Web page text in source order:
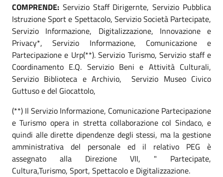
COMPRENDE: Servizio Staff Dirigernte, Servizio Pubblica
Istruzione Sport e Spettacolo, Servizio Società Partecipate,
Servizio Informazione, Digitalizzazione, Innovazione e
Privacy*, Servizio Informazione, Comunicazione e
Partecipazione e Urp(**). Servizio Turismo, Servizio staff e
Coordinamento E.Q. Servizio Beni e Attività Culturali,
Servizio Biblioteca e Archivio, Servizio Museo Civico
Guttuso e del Giocattolo,
(**) Il Servizio Informazione, Comunicazione Partecipazione
e Turismo opera in stretta collaborazione col Sindaco, e
quindi alle dirette dipendenze degli stessi, ma la gestione
amministrativa del personale ed il relativo PEG è
assegnato alla Direzione VII, " Partecipate,
Cultura,Turismo, Sport, Spettacolo e Digitalizzazione.